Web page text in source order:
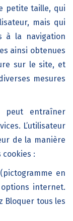
petite taille, qui
mais qui
à la navigation
ainsi obtenues
sur le site, et
mesures
peut entraîner
L’utilisateur
de la manière
:
en
internet.
Bloquer tous les